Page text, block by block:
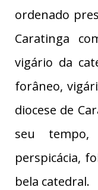
ordenado
Caratinga
vigário da
forâneo,
diocese de
seu
perspicácia,
bela catedral.